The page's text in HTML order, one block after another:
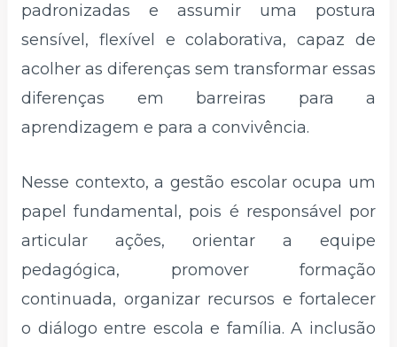
padronizadas e assumir uma postura
sensível, flexível e colaborativa, capaz de
acolher as diferenças sem transformar essas
diferenças em barreiras para a
aprendizagem e para a convivência.
Nesse contexto, a gestão escolar ocupa um
papel fundamental, pois é responsável por
articular ações, orientar a equipe
pedagógica, promover formação
continuada, organizar recursos e fortalecer
o diálogo entre escola e família. A inclusão